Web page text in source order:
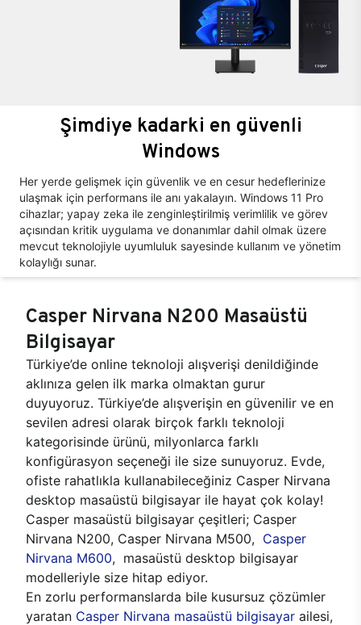
Şimdiye kadarki en güvenli
Windows
Her yerde gelişmek için güvenlik ve en cesur hedeflerinize
ulaşmak için performans ile anı yakalayın. Windows 11 Pro
cihazlar; yapay zeka ile zenginleştirilmiş verimlilik ve görev
açısından kritik uygulama ve donanımlar dahil olmak üzere
mevcut teknolojiyle uyumluluk sayesinde kullanım ve yönetim
kolaylığı sunar.
Casper Nirvana N200 Masaüstü
Bilgisayar
Türkiye’de online teknoloji alışverişi denildiğinde
aklınıza gelen ilk marka olmaktan gurur
duyuyoruz. Türkiye’de alışverişin en güvenilir ve en
sevilen adresi olarak birçok farklı teknoloji
kategorisinde ürünü, milyonlarca farklı
konfigürasyon seçeneği ile size sunuyoruz. Evde,
ofiste rahatlıkla kullanabileceğiniz Casper Nirvana
desktop masaüstü bilgisayar ile hayat çok kolay!
Casper masaüstü bilgisayar çeşitleri; Casper
Nirvana N200, Casper Nirvana M500, Casper
Nirvana M600, masaüstü desktop bilgisayar
modelleriyle size hitap ediyor.
En zorlu performanslarda bile kusursuz çözümler
yaratan Casper Nirvana masaüstü bilgisayar ailesi,